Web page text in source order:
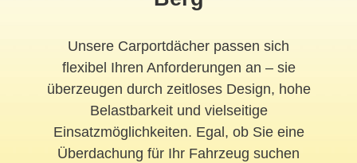
Unsere Carportdächer passen sich
flexibel Ihren Anforderungen an – sie
überzeugen durch zeitloses Design, hohe
Belastbarkeit und vielseitige
Einsatzmöglichkeiten. Egal, ob Sie eine
Überdachung für Ihr Fahrzeug suchen